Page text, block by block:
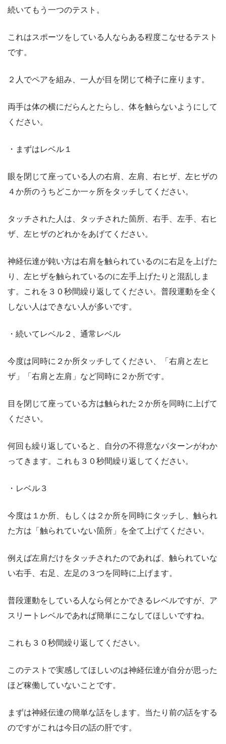
続いてもう一つのテスト。
これはスポーツをしている人ならある程度こなせるテスト
です。
２人でペアを組み、一人が目を閉じて椅子に座ります。
両手は体の横にだらんとたらし、体を触らないようにして
ください。
・まずはレベル１
眼を閉じて座っている人の右肩、左肩、右ヒザ、左ヒザの
４か所のうちどこか一ヶ所をタッチしてください。
タッチされた人は、タッチされた箇所、右手、左手、右ヒ
ザ、左ヒザのどれかをあげてください。
神経伝達が鈍い方は右肩を触られているのに右足を上げた
り、左ヒザを触られているのに左手上げたりと混乱しま
す。これを３０秒間繰り返してください。普段運動を全く
しない人はできない人が多いです。
・続いてレベル２、通常レベル
今度は同時に２か所タッチしてください、「右肩と左ヒ
ザ」「右肩と左肩」など同時に２か所です。
目を閉じて座っている方は触られた２か所を同時に上げて
ください。
何回も繰り返していると、自分の不得意なパターンがわか
ってきます。これも３０秒間繰り返してください。
・レベル３
今度は１か所、もしくは２か所を同時にタッチし、触られ
た方は「触られていない箇所」を全て上げてください。
例えば左肩だけをタッチされたのであれば、触られていな
い右手、右足、左足の３つを同時に上げます。
普段運動をしている人なら何とかできるレベルですが、ア
スリートレベルであれば簡単にこなしてほしいですね。
これも３０秒間繰り返してください。
このテストで実感してほしいのは神経伝達が自分が思った
ほど稼働していないことです。
まずは神経伝達の簡単な話をします。当たり前の話をする
のですがこれは今日の話の肝です。